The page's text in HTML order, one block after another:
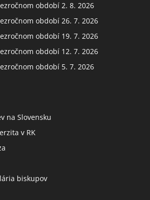
období 2. 8. 2026
období 26. 7. 2026
období 19. 7. 2026
období 12. 7. 2026
období 5. 7. 2026
na Slovensku
v RK
biskupov